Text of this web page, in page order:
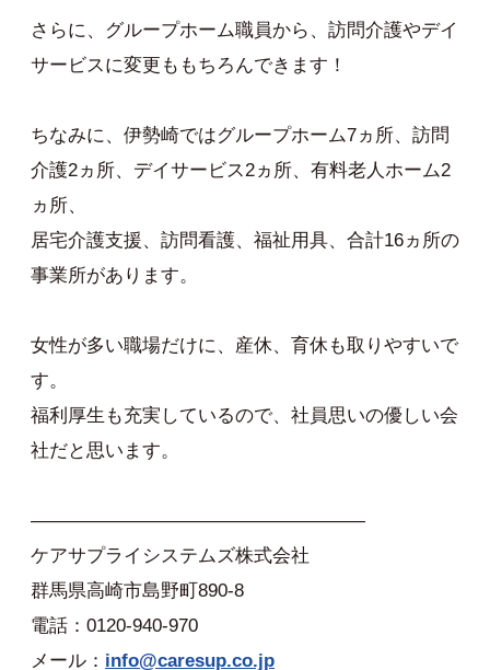
さらに、グループホーム職員から、訪問介護やデイ
サービスに変更ももちろんできます！
ちなみに、伊勢崎ではグループホーム7ヵ所、訪問
介護2ヵ所、デイサービス2ヵ所、有料老人ホーム2
ヵ所、
居宅介護支援、訪問看護、福祉用具、合計16ヵ所の
事業所があります。
女性が多い職場だけに、産休、育休も取りやすいで
す。
福利厚生も充実しているので、社員思いの優しい会
社だと思います。
——————————————————
ケアサプライシステムズ株式会社
群馬県高崎市島野町890-8
電話：0120-940-970
メール： info@caresup.co.jp